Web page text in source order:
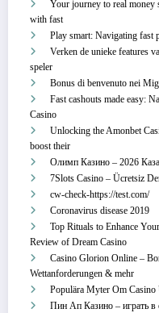
Your journey to real money
with fast
Play smart: Navigating fast
Verken de unieke features
speler
Bonus di benvenuto nei
Fast cashouts made easy:
Casino
Unlocking the Amonbet
boost their
Олимп Казино – 2026
7Slots Casino – Ücretsiz
cw-check-https://test.com/
Coronavirus disease 2019
Top Rituals to Enhance
Review of Dream Casino
Casino Glorion Online –
Wettanforderungen & mehr
Populära Myter Om
Пин Ап Казино – играть в